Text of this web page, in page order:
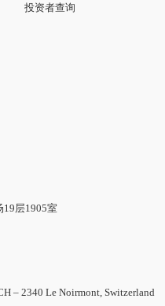
投资者查询
层1905室
– 2340 Le Noirmont, Switzerland